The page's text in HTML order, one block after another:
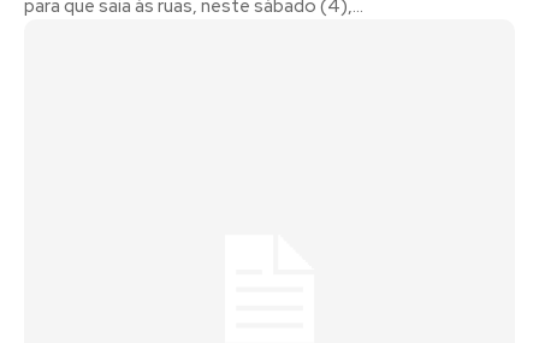
para que saia às ruas, neste sábado (4),...